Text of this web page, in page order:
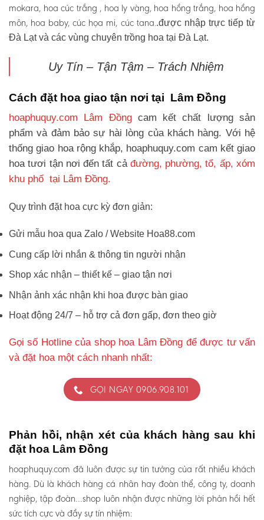
mokara, hoa cúc trắng , hoa ly vàng, hoa hồng trắng, hoa hồng
môn, hoa baby, cúc họa mi, cúc tana..được nhập trực tiếp từ
Đà Lạt và các vùng chuyên trồng hoa tại Đà Lạt.
Uy Tín – Tận Tậm – Trách Nhiệm
Cách đặt hoa giao tận nơi tại Lâm Đồng
hoaphuquy.com Lâm Đồngcam kết chất lượng sản
phẩm và đảm bảo sự hài lòng của khách hàng. Với hệ
thống giao hoa rộng khắp, hoaphuquy.com cam kết giao
hoa tươi tận nơi đến tất cả đường, phường, tổ, ấp, xóm
khu phố tại Lâm Đồng.
Quy trình đặt hoa cực kỳ đơn giản:
Gửi mẫu hoa qua Zalo / Website Hoa88.com
Cung cấp lời nhắn & thông tin người nhận
Shop xác nhận – thiết kế – giao tận nơi
Nhận ảnh xác nhận khi hoa được bàn giao
Hoạt động 24/7 – hỗ trợ cả đơn gấp, đơn theo giờ
Gọi số Hotline của shop hoa Lâm Đồng để được tư vấn
và đặt hoa một cách nhanh nhất:
GỌI NGAY 0906.908.101
Phản hồi, nhận xét của khách hàng sau khi
đặt hoa Lâm Đồng
hoaphuquy.com đã luôn được sự tin tưởng của rất nhiều khách
hàng. Dù là khách hàng cá nhân hay đoàn thể, công ty, doanh
nghiệp, tập đoàn…shop luôn nhận được những lời phản hồi hết
sức tích cực và đầy sự tín nhiệm: